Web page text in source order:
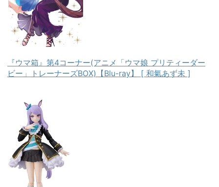
『ウマ箱』第4コーナー(アニメ「ウマ娘 プリティーダー
ビー」トレーナーズBOX)【Blu-ray】 [ 和氣あず未 ]